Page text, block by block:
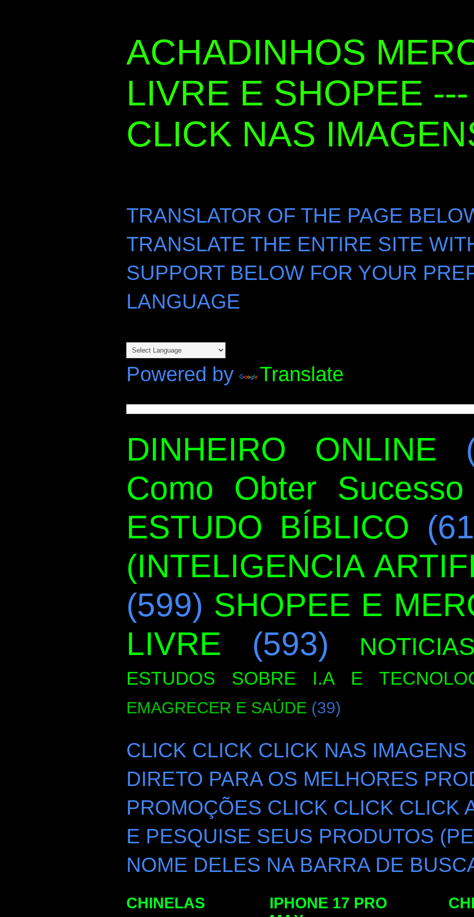
ACHADINHOS
LIVRE E SHOPEE ---
CLICK NAS
TRANSLATOR OF THE PAGE
TRANSLATE THE ENTIRE SITE
SUPPORT BELOW FOR YOUR
LANGUAGE
Powered by Translate
DINHEIRO ONLINE
Como Obter Sucesso
ESTUDO BÍBLICO
(INTELIGENCIA
(599) SHOPEE E
LIVRE
(593) NOTICIAS
ESTUDOS SOBRE I.A E
EMAGRECER E SAÚDE (39)
CLICK CLICK CLICK NAS IMAGENS
DIRETO PARA OS MELHORES
PROMOÇÕES CLICK CLICK CLICK
E PESQUISE SEUS PRODUTOS
NOME DELES NA BARRA DE
IPHONE 17 PRO
CHINELAS